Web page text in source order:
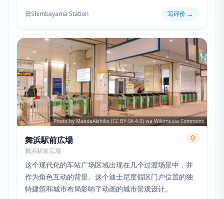
Shimbayama Station 写评价 →
Photo by MaedaAkihiko (CC BY-SA 4.0) via Wikimedia Commons
舞浜駅前広場
舞浜駅前広場
这个现代化的车站广场区域出现在几个过渡场景中，并
作为角色互动的背景。这个迪士尼度假区门户位置的独
特建筑和城市布局影响了动画的城市景观设计。